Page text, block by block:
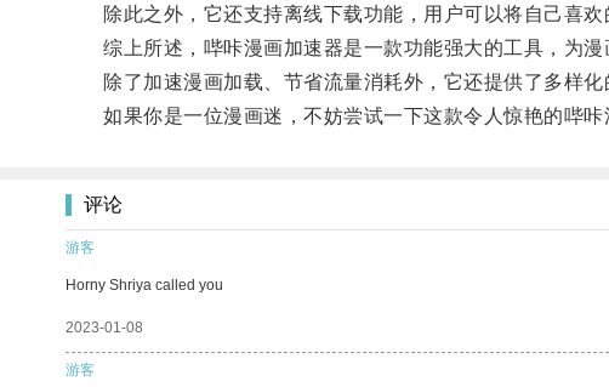
除此之外，它还支持离线下载功能，用户可以将自己喜欢
综上所述，哔咔漫画加速器是一款功能强大的工具，为漫
除了加速漫画加载、节省流量消耗外，它还提供了多样化
如果你是一位漫画迷，不妨尝试一下这款令人惊艳的哔咔
评论
游客
Horny Shriya called you
2023-01-08
游客